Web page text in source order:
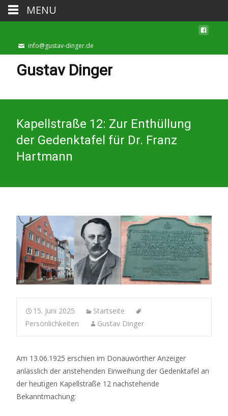
info@gustav-dinger.de
Gustav Dinger
Kapellstraße 12: Zur Enthüllung
der Gedenktafel für Dr. Franz
Hartmann
15. Juni 2025
Startseite
Persönlichkeiten
Gustav Dinger
Am 13.06.1925 erschien im Donauwörther Anzeiger
anlässlich der anstehenden Einweihung der Gedenktafel an
der heutigen Kapellstraße 12 nachstehende
Bekanntmachung:
MENU